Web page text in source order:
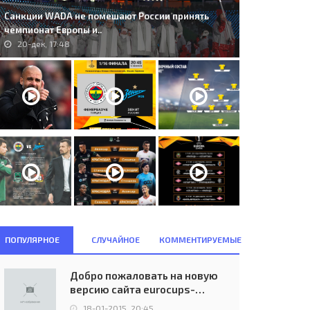
Twente’65 Enschede (NED) -
Санкции WADA не помешают России принять
чемпионат Европы и..
20-дек, 17:48
ПОПУЛЯРНОЕ СЛУЧАЙНОЕ КОММЕНТИРУЕМЫЕ
Добро пожаловать на новую
версию сайта eurocups-
uefa.ru
18-01-2015, 20:45